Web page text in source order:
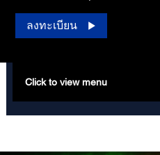
ลงทะเบียน
Click to view menu